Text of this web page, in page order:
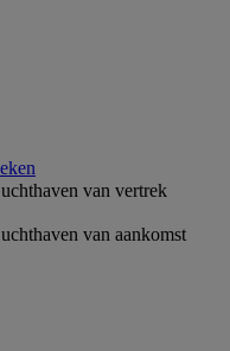
van vertrek
van aankomst